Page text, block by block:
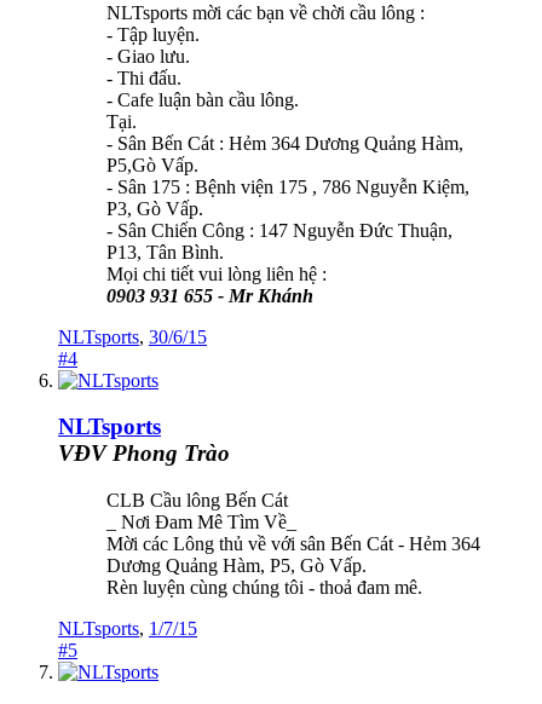
NLTsports mời các bạn về chời cầu lông :
- Tập luyện.
- Giao lưu.
- Thi đấu.
- Cafe luận bàn cầu lông.
Tại.
- Sân Bến Cát : Hẻm 364 Dương Quảng Hàm,
P5,Gò Vấp.
- Sân 175 : Bệnh viện 175 , 786 Nguyễn Kiệm,
P3, Gò Vấp.
- Sân Chiến Công : 147 Nguyễn Đức Thuận,
P13, Tân Bình.
Mọi chi tiết vui lòng liên hệ :
0903 931 655 - Mr Khánh
NLTsports, 30/6/15
#4
NLTsports
VĐV Phong Trào
CLB Cầu lông Bến Cát
_ Nơi Đam Mê Tìm Về_
Mời các Lông thủ về với sân Bến Cát - Hẻm 364
Dương Quảng Hàm, P5, Gò Vấp.
Rèn luyện cùng chúng tôi - thoả đam mê.
NLTsports, 1/7/15
#5